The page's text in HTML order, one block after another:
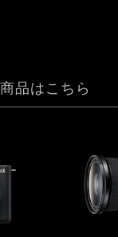
品はこちら